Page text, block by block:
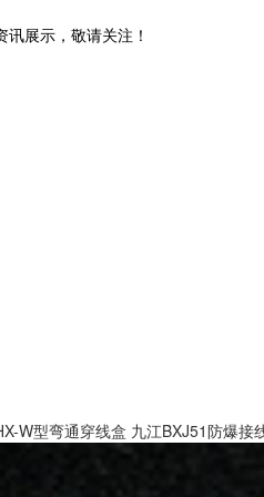
展示，敬请关注！
W型弯通穿线盒 九江BXJ51防爆接